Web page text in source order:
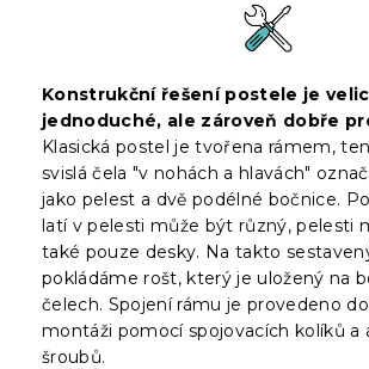
Konstrukční řešení postele je
jednoduché, ale zároveň dobře
Klasická postel je tvořena rámem,
svislá čela "v nohách a hlavách"
jako pelest a dvě podélné bočnice.
latí v pelesti může být různý, pelesti
také pouze desky. Na takto
pokládáme rošt, který je uložený na
čelech. Spojení rámu je provedeno
montáži pomocí spojovacích kolíků a
šroubů.